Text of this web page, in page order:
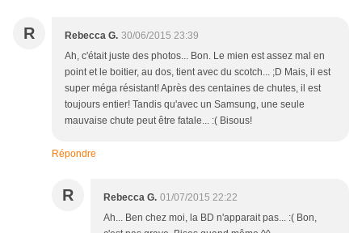
R Rebecca G. 30/06/2015 23:39
Ah, c'était juste des photos... Bon. Le mien est assez mal en
point et le boitier, au dos, tient avec du scotch... ;D Mais, il est
super méga résistant! Après des centaines de chutes, il est
toujours entier! Tandis qu'avec un Samsung, une seule
mauvaise chute peut être fatale... :( Bisous!
Répondre
R Rebecca G. 01/07/2015 22:22
Ah... Ben chez moi, la BD n'apparait pas... :( Bon,